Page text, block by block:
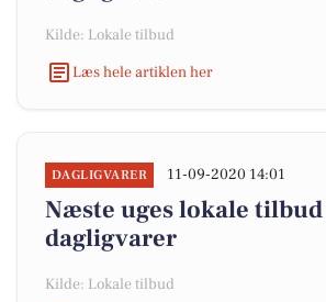
Kilde: Lokale tilbud
Læs hele artiklen her
DAGLIGVARER 11-09-2020 14:01
Næste uges lokale tilbud
dagligvarer
Kilde: Lokale tilbud